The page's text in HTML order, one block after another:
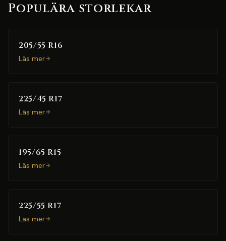
Populära storlekar
205/55 R16
Läs mer
225/45 R17
Läs mer
195/65 R15
Läs mer
225/55 R17
Läs mer